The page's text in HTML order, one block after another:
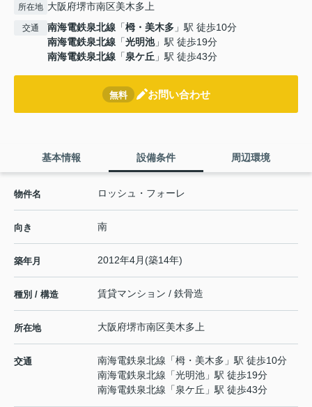
所在地 大阪府堺市南区美木多上
交通 南海電鉄泉北線 「栂・美木多 」駅 徒歩10分
南海電鉄泉北線 「光明池」駅 徒歩19分
南海電鉄泉北線 「泉ケ丘 」駅 徒歩43分
無料 お問い合わせ
基本情報 設備条件 周辺環境
物件名 ロッシュ・フォーレ
向き 南
築年月 2012年4月(築14年)
種別 / 構造 賃貸マンション / 鉄骨造
所在地 大阪府堺市南区美木多上
交通 南海電鉄泉北線 「栂・美木多 」駅 徒歩10分
南海電鉄泉北線 「光明池 」駅 徒歩19分
南海電鉄泉北線 「泉ケ丘 」駅 徒歩43分